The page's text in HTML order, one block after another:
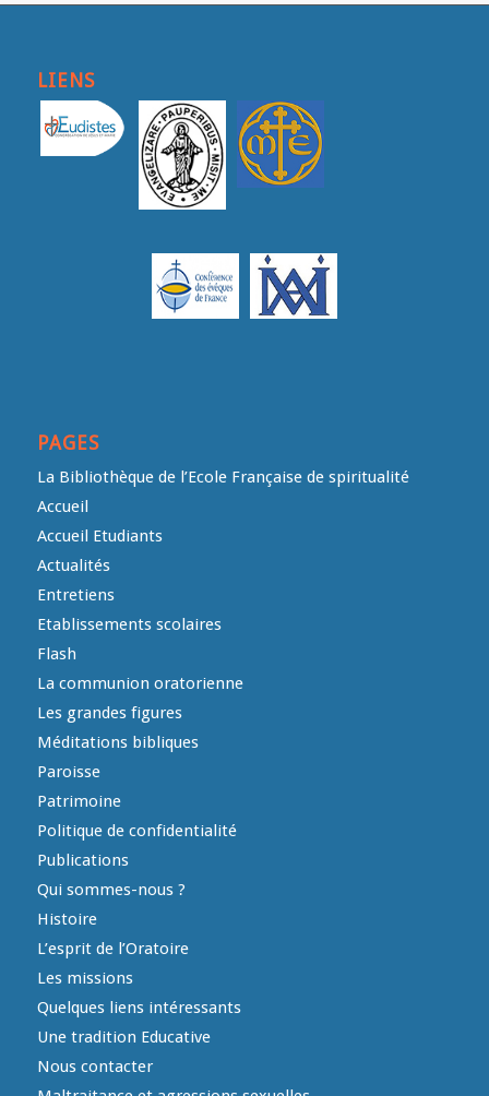
LIENS
PAGES
La Bibliothèque de l’Ecole Française de spiritualité
Accueil
Accueil Etudiants
Actualités
Entretiens
Etablissements scolaires
Flash
La communion oratorienne
Les grandes figures
Méditations bibliques
Paroisse
Patrimoine
Politique de confidentialité
Publications
Qui sommes-nous ?
Histoire
L’esprit de l’Oratoire
Les missions
Quelques liens intéressants
Une tradition Educative
Nous contacter